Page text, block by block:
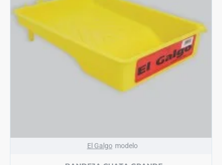
El Galgo modelo